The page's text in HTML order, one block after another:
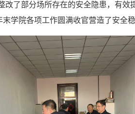
改了部分场所存在的安全隐患，有效
学院各项工作圆满收官营造了安全稳